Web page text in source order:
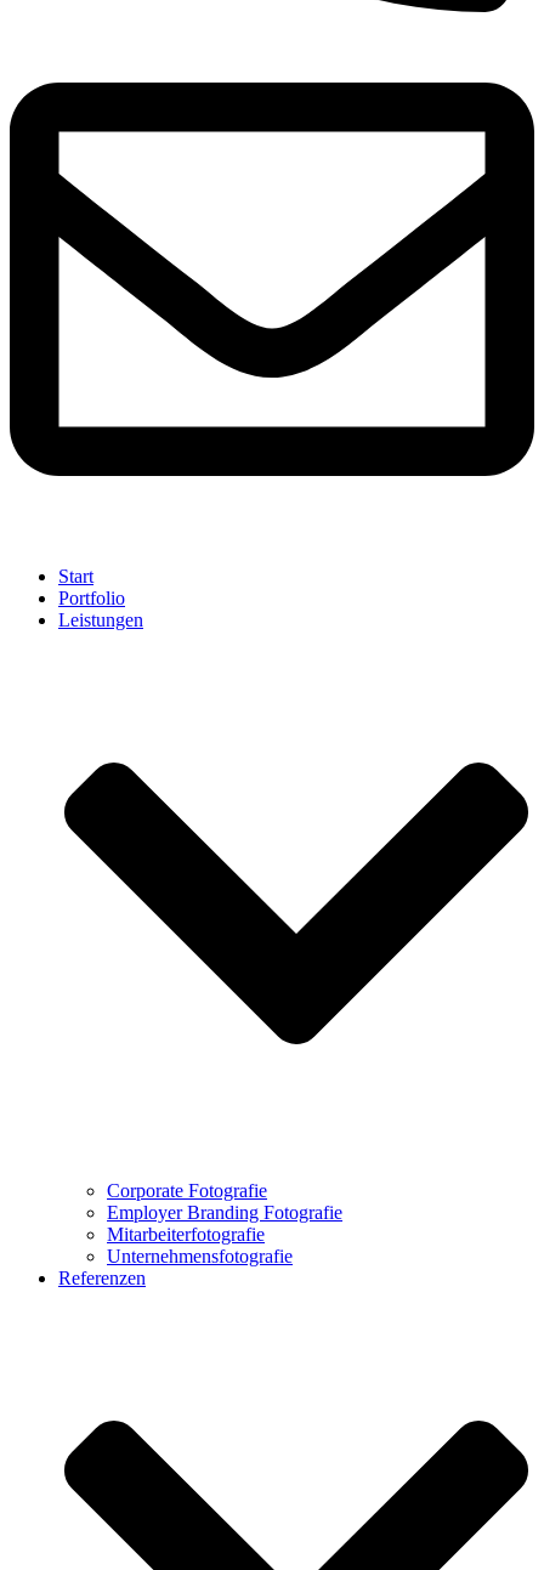
Start
Portfolio
Leistungen
Corporate Fotografie
Employer Branding Fotografie
Mitarbeiterfotografie
Unternehmensfotografie
Referenzen